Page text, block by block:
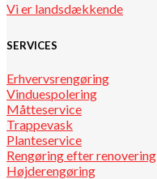
Vi er landsdækkende
SERVICES
Erhvervsrengøring
Vinduespolering
Måtteservice
Trappevask
Planteservice
Rengøring efter renovering
Højderengøring